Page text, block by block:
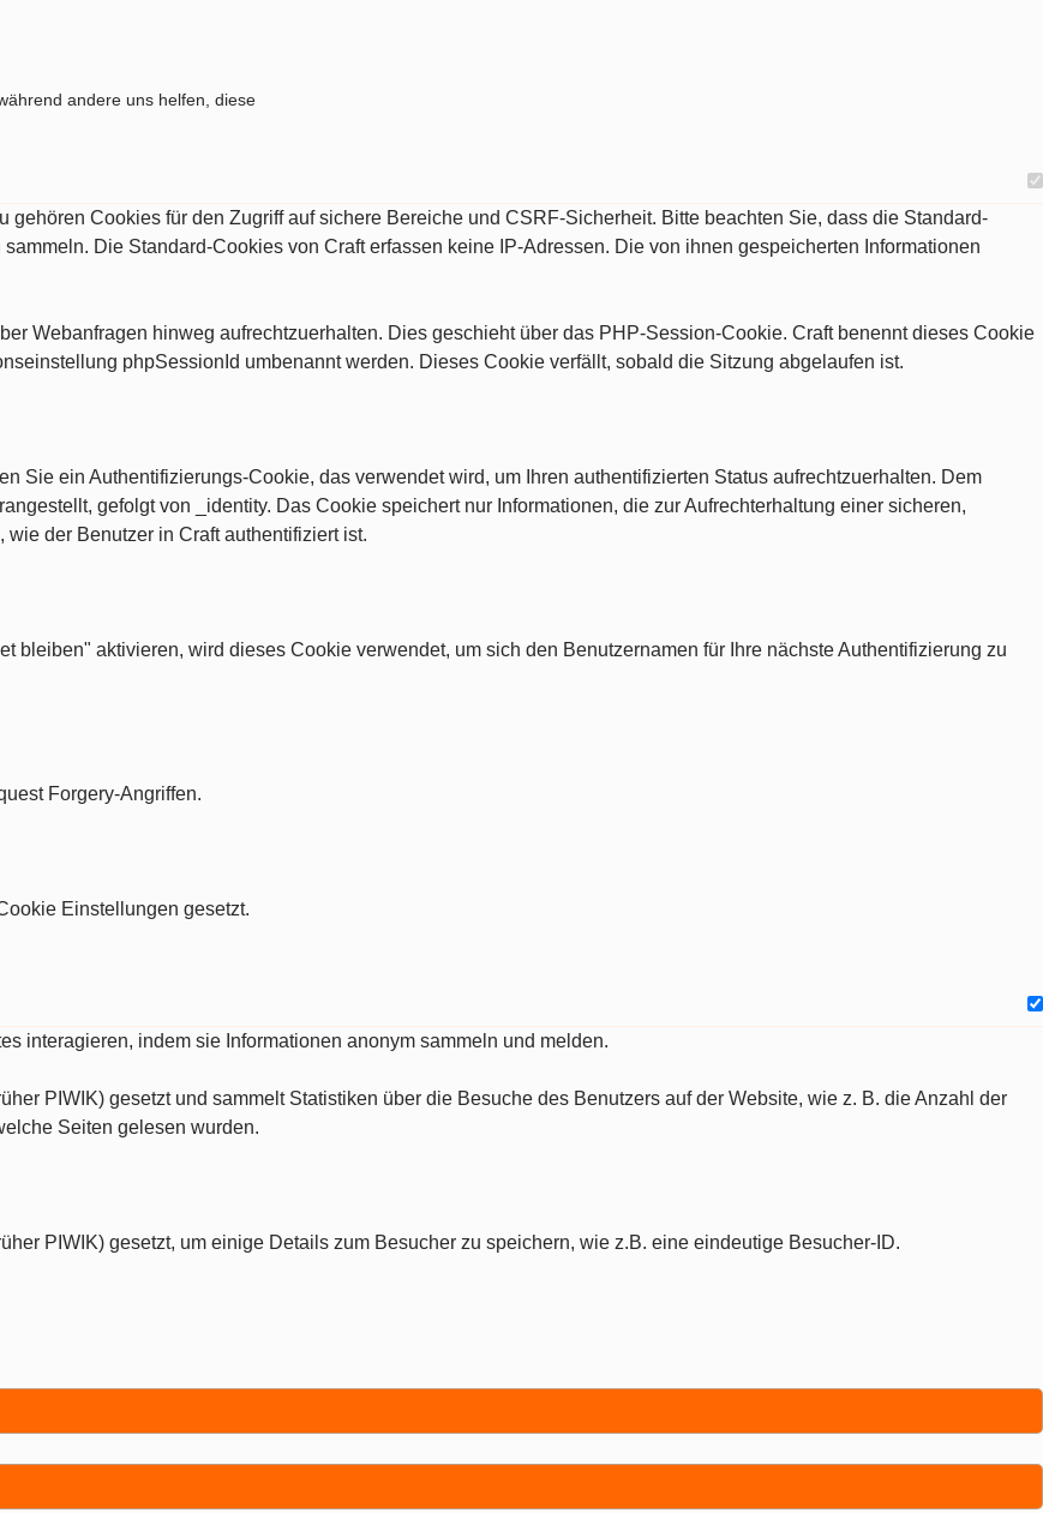
andere uns helfen, diese
Cookies für den Zugriff auf sichere Bereiche und CSRF-Sicherheit. Bitte beachten Sie, dass die Standard-
Die Standard-Cookies von Craft erfassen keine IP-Adressen. Die von ihnen gespeicherten Informationen
Webanfragen hinweg aufrechtzuerhalten. Dies geschieht über das PHP-Session-Cookie. Craft benennt dieses Cookie
phpSessionId umbenannt werden. Dieses Cookie verfällt, sobald die Sitzung abgelaufen ist.
Sie ein Authentifizierungs-Cookie, das verwendet wird, um Ihren authentifizierten Status aufrechtzuerhalten. Dem
gefolgt von _identity. Das Cookie speichert nur Informationen, die zur Aufrechterhaltung einer sicheren,
der Benutzer in Craft authentifiziert ist.
bleiben" aktivieren, wird dieses Cookie verwendet, um sich den Benutzernamen für Ihre nächste Authentifizierung zu
Forgery-Angriffen.
Einstellungen gesetzt.
interagieren, indem sie Informationen anonym sammeln und melden.
PIWIK) gesetzt und sammelt Statistiken über die Besuche des Benutzers auf der Website, wie z. B. die Anzahl der
Seiten gelesen wurden.
PIWIK) gesetzt, um einige Details zum Besucher zu speichern, wie z.B. eine eindeutige Besucher-ID.